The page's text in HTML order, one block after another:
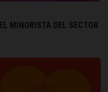
MINORISTA DEL SECTOR